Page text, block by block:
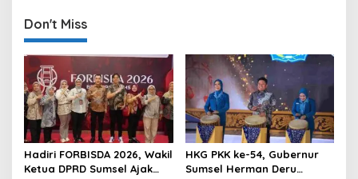
a
v
i
g
a
t
i
Don't Miss
Hadiri FORBISDA 2026, Wakil
Ketua DPRD Sumsel Ajak
HKG PKK ke-54, Gubernur
Sumsel Herman Deru